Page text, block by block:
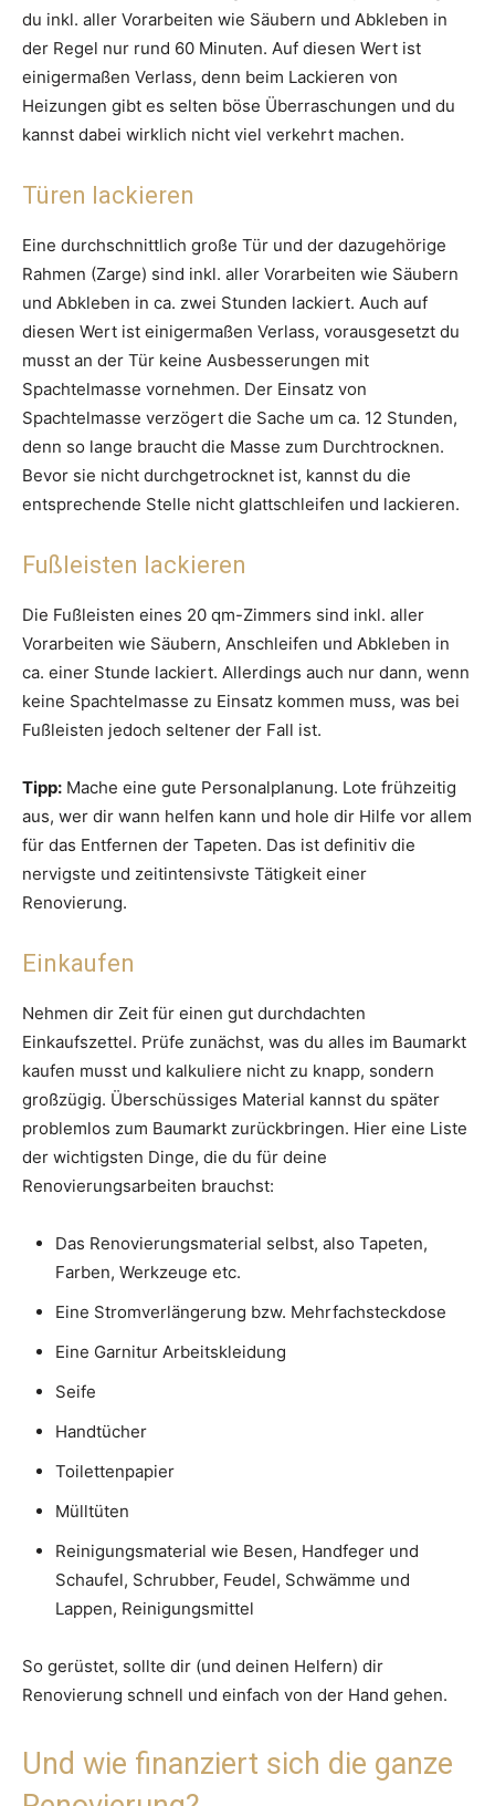
du inkl. aller Vorarbeiten wie Säubern und Abkleben in
der Regel nur rund 60 Minuten. Auf diesen Wert ist
einigermaßen Verlass, denn beim Lackieren von
Heizungen gibt es selten böse Überraschungen und du
kannst dabei wirklich nicht viel verkehrt machen.
Türen lackieren
Eine durchschnittlich große Tür und der dazugehörige
Rahmen (Zarge) sind inkl. aller Vorarbeiten wie Säubern
und Abkleben in ca. zwei Stunden lackiert. Auch auf
diesen Wert ist einigermaßen Verlass, vorausgesetzt du
musst an der Tür keine Ausbesserungen mit
Spachtelmasse vornehmen. Der Einsatz von
Spachtelmasse verzögert die Sache um ca. 12 Stunden,
denn so lange braucht die Masse zum Durchtrocknen.
Bevor sie nicht durchgetrocknet ist, kannst du die
entsprechende Stelle nicht glattschleifen und lackieren.
Fußleisten lackieren
Die Fußleisten eines 20 qm-Zimmers sind inkl. aller
Vorarbeiten wie Säubern, Anschleifen und Abkleben in
ca. einer Stunde lackiert. Allerdings auch nur dann, wenn
keine Spachtelmasse zu Einsatz kommen muss, was bei
Fußleisten jedoch seltener der Fall ist.
Tipp: Mache eine gute Personalplanung. Lote frühzeitig
aus, wer dir wann helfen kann und hole dir Hilfe vor allem
für das Entfernen der Tapeten. Das ist definitiv die
nervigste und zeitintensivste Tätigkeit einer
Renovierung.
Einkaufen
Nehmen dir Zeit für einen gut durchdachten
Einkaufszettel. Prüfe zunächst, was du alles im Baumarkt
kaufen musst und kalkuliere nicht zu knapp, sondern
großzügig. Überschüssiges Material kannst du später
problemlos zum Baumarkt zurückbringen. Hier eine Liste
der wichtigsten Dinge, die du für deine
Renovierungsarbeiten brauchst:
Das Renovierungsmaterial selbst, also Tapeten,
Farben, Werkzeuge etc.
Eine Stromverlängerung bzw. Mehrfachsteckdose
Eine Garnitur Arbeitskleidung
Seife
Handtücher
Toilettenpapier
Mülltüten
Reinigungsmaterial wie Besen, Handfeger und
Schaufel, Schrubber, Feudel, Schwämme und
Lappen, Reinigungsmittel
So gerüstet, sollte dir (und deinen Helfern) dir
Renovierung schnell und einfach von der Hand gehen.
Und wie finanziert sich die ganze